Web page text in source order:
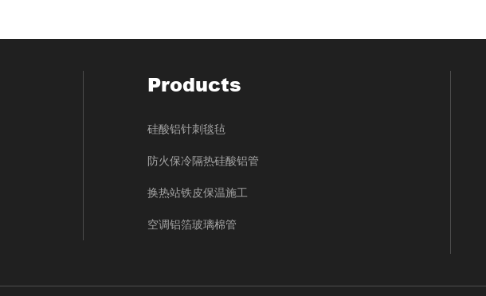
Products
硅酸铝针刺毯毡
防火保冷隔热硅酸铝管
换热站铁皮保温施工
空调铝箔玻璃棉管